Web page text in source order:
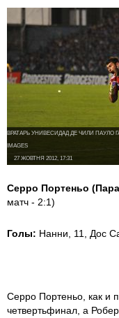
ВРАТАРЬ УНИВЕСИДАД ДЕ ЧИЛИ ПАУЛО
IMAGES
27 ЖОВТНЯ 2012, 17:31
Серро Портеньо
матч - 2:1)
Голы: Нанни, 11, Дос
Серро Портеньо, как и
четвертьфинал, а